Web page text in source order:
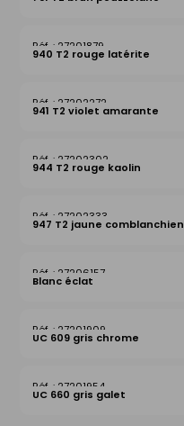
27201879
940 T2 rouge latérite
27202272
941 T2 violet amarante
27202302
944 T2 rouge kaolin
27202333
947 T2 jaune comblanchien
27206157
Blanc éclat
27201909
UC 609 gris chrome
27201954
UC 660 gris galet